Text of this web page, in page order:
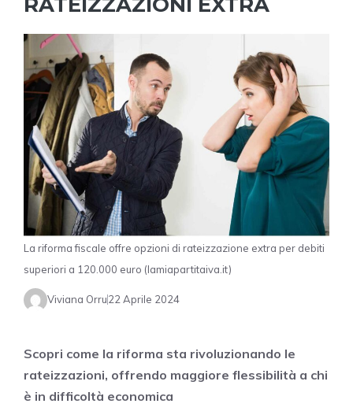
La riforma fiscale offre opzioni di rateizzazione extra per debiti
superiori a 120.000 euro (lamiapartitaiva.it)
Viviana Orru22 Aprile 2024
Scopri come la riforma sta rivoluzionando le
rateizzazioni, offrendo maggiore flessibilità a chi
è in difficoltà economica